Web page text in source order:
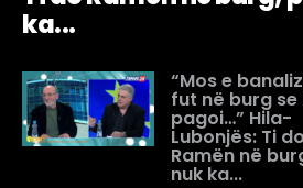
ka...
“Mos e
fut në burg se
pagoi…” Hila-
Lubonjës: Ti do
Ramën në
nuk ka...